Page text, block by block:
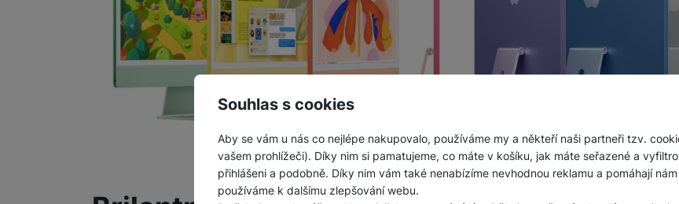
Souhlas s cookies
Aby se vám u nás co nejlépe nakupovalo, používáme my a někteří naši partneři tzv.
vašem prohlížeči). Díky nim si pamatujeme, co máte v košíku, jak máte seřazené a
přihlášeni a podobně. Díky nim vám také nenabízíme nevhodnou reklamu a pomáhají
používáme k dalšímu zlepšování webu.